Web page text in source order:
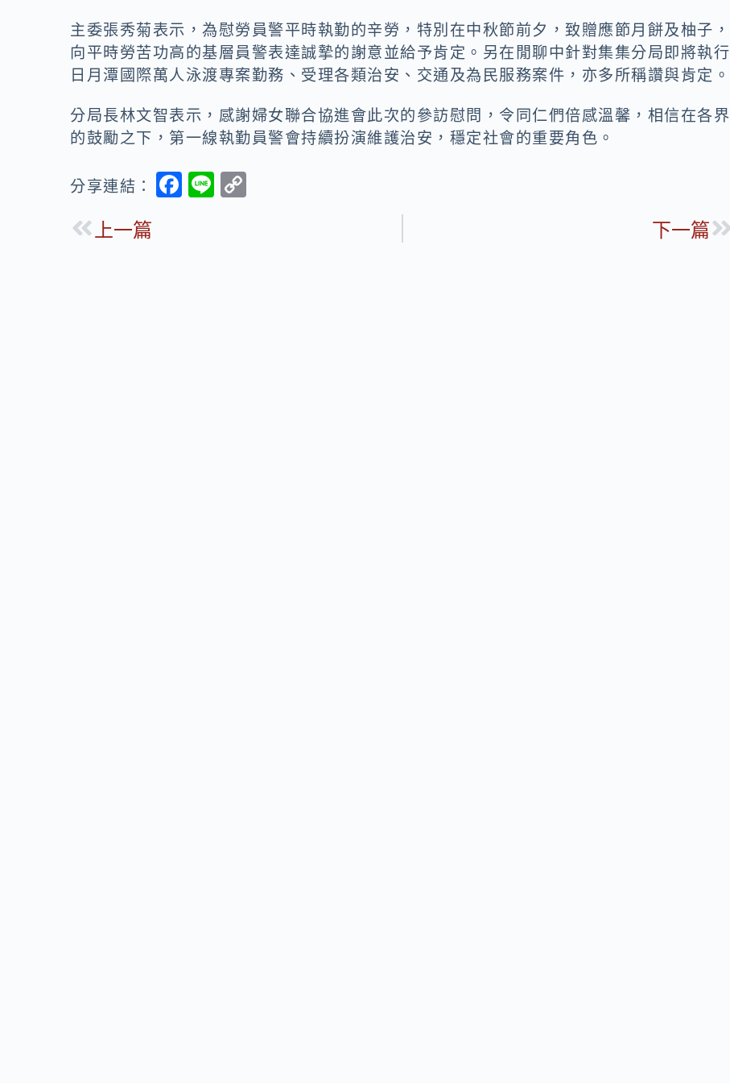
k
k
主委張秀菊表示，為慰勞員警平時執勤的辛勞，特別在中秋節前夕，致贈應節月餅及柚子，
向平時勞苦功高的基層員警表達誠摯的謝意並給予肯定。另在閒聊中針對集集分局即將執行
日月潭國際萬人泳渡專案勤務、受理各類治安、交通及為民服務案件，亦多所稱讚與肯定。
分局長林文智表示，感謝婦女聯合協進會此次的參訪慰問，令同仁們倍感溫馨，相信在各界
的鼓勵之下，第一線執勤員警會持續扮演維護治安，穩定社會的重要角色。
分享連結：
F Li C
上一篇 下一篇